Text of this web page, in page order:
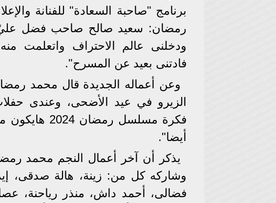
برنامج "صاحبة السعادة" للفنانة
رمضان: سعيد صالح صاحب فضل عليّ
ودخلنى عالم الاحتراف واتعلمت
فادتنى بعيد عن المسرح".
وعن أعماله الجديدة قال محمد
الزيرو في عيد الأضحى، وعندى
فكرة مسلسل
أيضا".
يذكر أن آخر أعمال النجم محمد
وشاركه كل من: زينة، هالة صدقى،
فضالى، أحمد داش، منذر رياحنة،